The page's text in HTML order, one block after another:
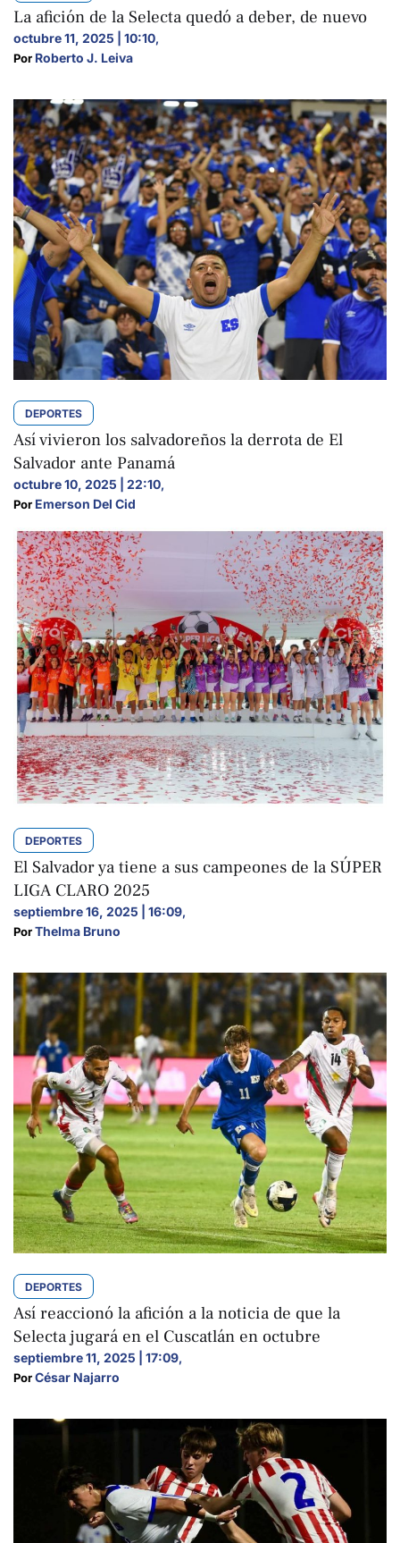
La afición de la Selecta quedó a deber, de nuevo
octubre 11, 2025 | 10:10,
Por Roberto J. Leiva
DEPORTES
Así vivieron los salvadoreños la derrota de El
Salvador ante Panamá
octubre 10, 2025 | 22:10,
Por Emerson Del Cid
DEPORTES
El Salvador ya tiene a sus campeones de la SÚPER
LIGA CLARO 2025
septiembre 16, 2025 | 16:09,
Por Thelma Bruno
DEPORTES
Así reaccionó la afición a la noticia de que la
Selecta jugará en el Cuscatlán en octubre
septiembre 11, 2025 | 17:09,
Por César Najarro